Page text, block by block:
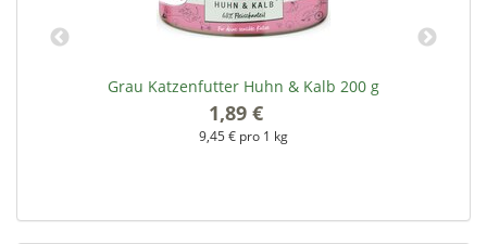
Grau Katzenfutter Huhn & Kalb 200 g
1,89 €
9,45 € pro 1 kg